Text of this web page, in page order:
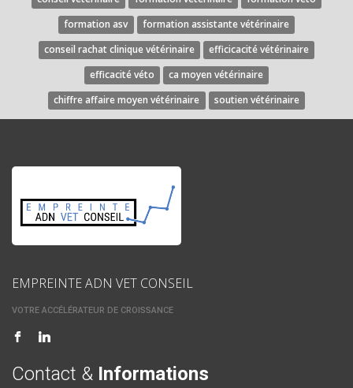
formation asv
formation assistante vétérinaire
conseil rachat clinique vétérinaire
efficicacité vétérinaire
efficacité véto
ca moyen vétérinaire
chiffre affaire moyen vétérinaire
soutien vétérinaire
EMPREINTE ADN VET CONSEIL
VOTRE ACCÉLÉRATEUR DE CROISSANCE
Contact & Informations